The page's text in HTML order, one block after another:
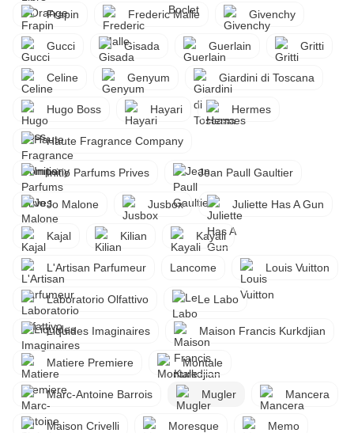
Frapin Frederic Malle Givenchy
Gucci Gisada Guerlain Gritti
Celine Genyum Giardini di Toscana
Hugo Boss Hayari Hermes
Haute Fragrance Company
Initio Parfums Prives Jean Paull Gaultier
Jo Malone Jusbox Juliette Has A Gun
Kajal Kilian Kayali
L'Artisan Parfumeur Lancome Louis Vuitton
Laboratorio Olfattivo Le Labo
Liquides Imaginaires Maison Francis Kurkdjian
Matiere Premiere Montale
Marc-Antoine Barrois Mugler Mancera
Maison Crivelli Moresque Memo